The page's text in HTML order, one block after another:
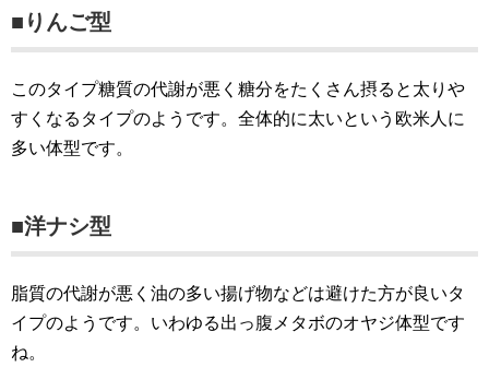
■りんご型
このタイプ糖質の代謝が悪く糖分をたくさん摂ると太りや
すくなるタイプのようです。全体的に太いという欧米人に
多い体型です。
■洋ナシ型
脂質の代謝が悪く油の多い揚げ物などは避けた方が良いタ
イプのようです。いわゆる出っ腹メタボのオヤジ体型です
ね。